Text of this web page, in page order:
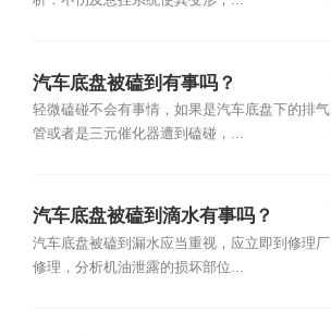
汽车底盘被磕到有事吗？
轻微磕碰不会有事情，如果是汽车底盘下的排气
管或者是三元催化器遭到磕碰，...
汽车底盘被磕到滴水有事吗？
汽车底盘被磕到漏水应当重视，应立即到修理厂
修理，分析机油泄露的损坏部位...